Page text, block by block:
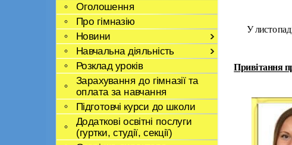
Оголошення
Про гімназію
Новини
Навчальна діяльність
Розклад уроків
Зарахування до гімназії та
оплата за навчання
Підготовчі курси до школи
Додаткові освітні послуги
(гуртки, студії, секції)
У
Привітання